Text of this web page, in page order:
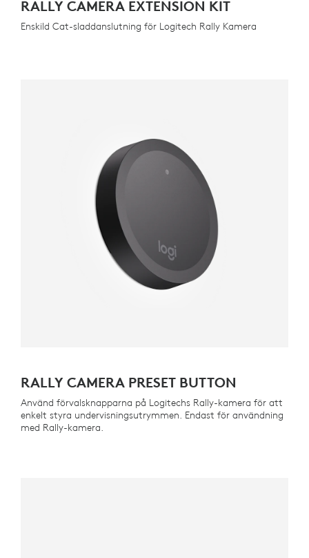
RALLY CAMERA EXTENSION KIT
Enskild Cat-sladdanslutning för Logitech Rally Kamera
RALLY CAMERA PRESET BUTTON
Använd förvalsknapparna på Logitechs Rally-kamera för att
enkelt styra undervisningsutrymmen. Endast för användning
med Rally-kamera.